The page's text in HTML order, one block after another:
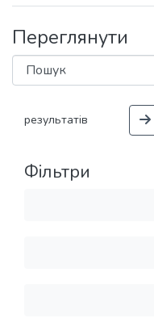
Переглянути
результатів
Фільтри